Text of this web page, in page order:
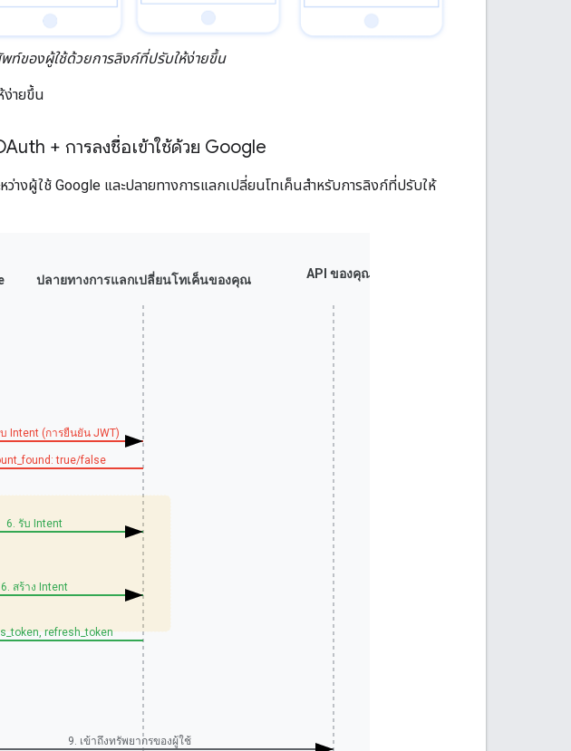
ท์ของผู้ใช้ด้วยการลิงก์ที่ปรับให้ง่ายขึ้น
ง่ายขึ้น
+ การลงชื่อเข้าใช้ด้วย Google
ว่างผู้ใช้ Google และปลายทางการแลกเปลี่ยนโทเค็นสำหรับการลิงก์ที่ปรับให้
ปลายทางการแลกเปลี่ยนโทเค็นของคุณ API ของคุณ
Intent (การยืนยัน JWT)
true/false
6. รับ Intent
6. สร้าง Intent
refresh_token
9. เข้าถึงทรัพยากรของผู้ใช้